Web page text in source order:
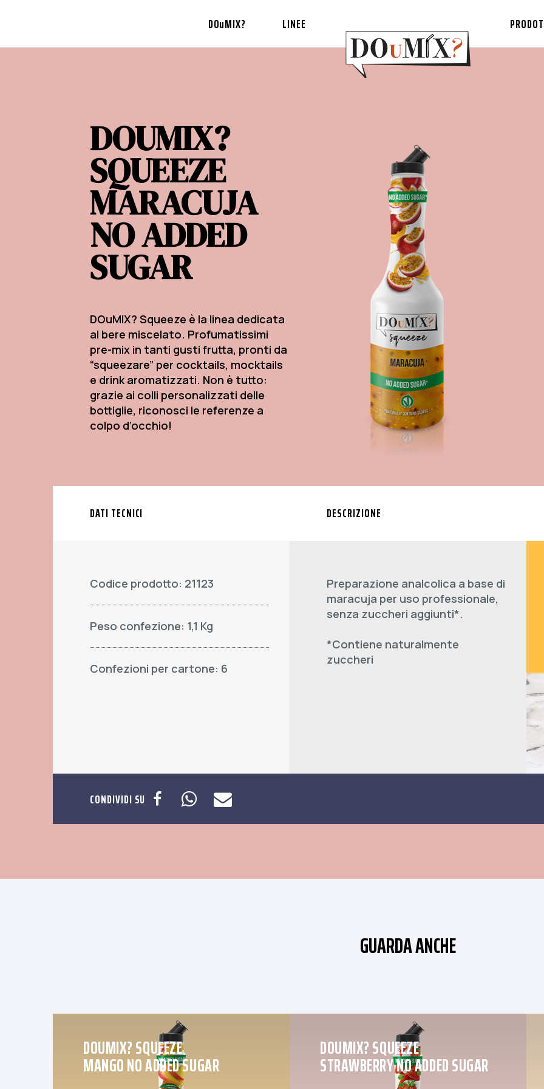
DOuMIX? LINEE
DOUMIX?
SQUEEZE
MARACUJA
NO ADDED
SUGAR
DOuMIX? Squeeze è la linea dedicata
al bere miscelato. Profumatissimi
pre-mix in tanti gusti frutta, pronti da
“squeezare” per cocktails, mocktails
e drink aromatizzati. Non è tutto:
grazie ai colli personalizzati delle
bottiglie, riconosci le referenze a
colpo d’occhio!
DATI TECNICI
Codice prodotto: 21123
Peso confezione: 1,1 Kg
Confezioni per cartone: 6
DESCRIZIONE
Preparazione analcolica a base di
maracuja per uso professionale,
senza zuccheri aggiunti*.
*Contiene naturalmente
zuccheri
CONDIVIDI SU
GUARDA ANCHE
DOUMIX? SQUEEZE
MANGO NO ADDED SUGAR
DOUMIX? SQUEEZE
STRAWBERRY NO ADDED SUGAR